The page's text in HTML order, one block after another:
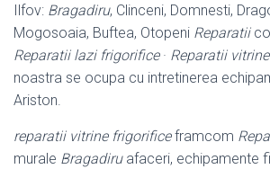
Ilfov: Bragadiru, Clinceni, Domnesti,
Mogosoaia, Buftea, Otopeni Reparatii
Reparatii lazi frigorifice· Reparatii
noastra se ocupa cu intretinerea
Ariston.
reparatii vitrine frigorificeframcom
murale Bragadiruafaceri, echipamente